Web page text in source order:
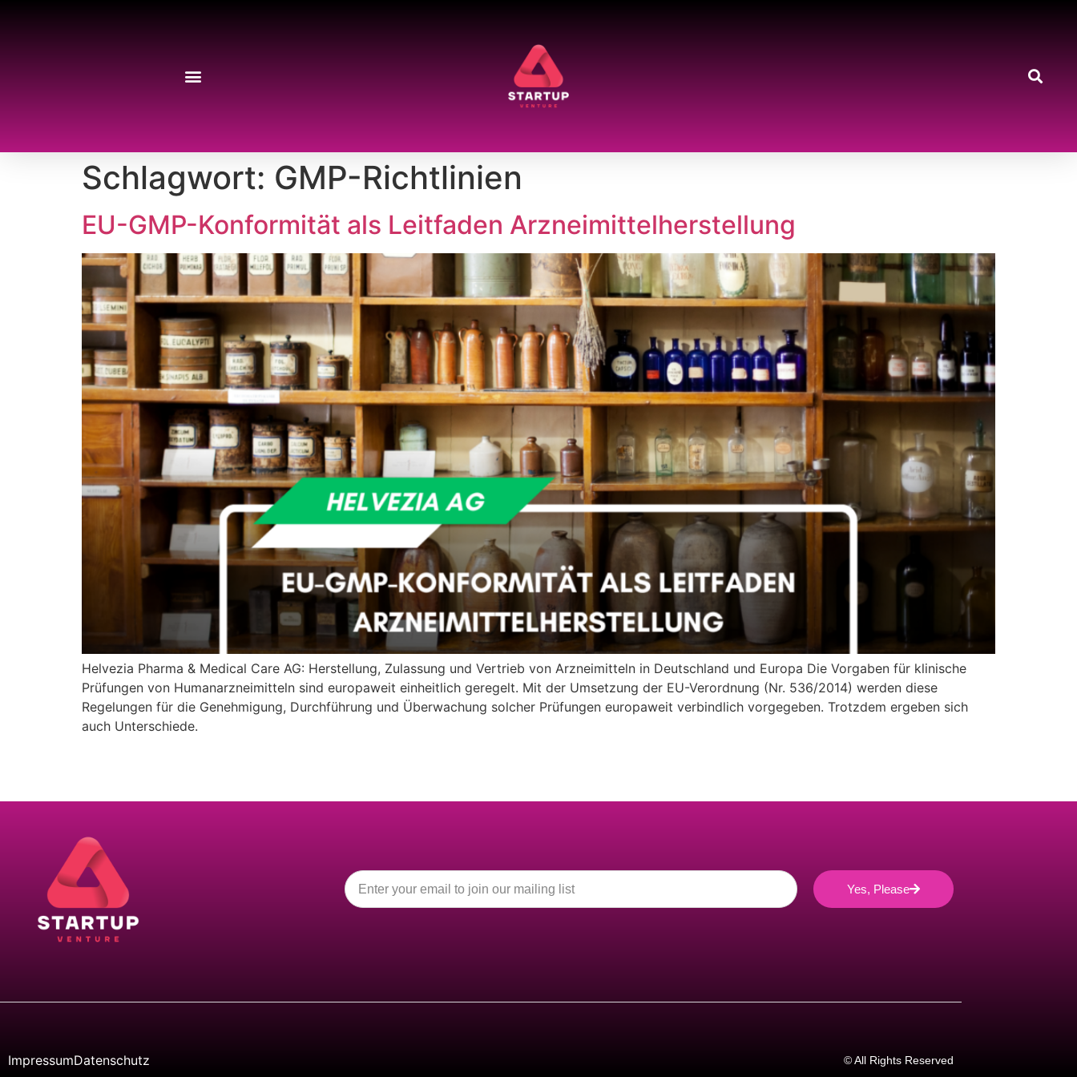
Schlagwort: GMP-Richtlinien
EU-GMP-Konformität als Leitfaden Arzneimittelherstellung
Helvezia Pharma & Medical Care AG: Herstellung, Zulassung und Vertrieb von Arzneimitteln in Deutschland und Europa Die Vorgaben für klinische
Prüfungen von Humanarzneimitteln sind europaweit einheitlich geregelt. Mit der Umsetzung der EU-Verordnung (Nr. 536/2014) werden diese
Regelungen für die Genehmigung, Durchführung und Überwachung solcher Prüfungen europaweit verbindlich vorgegeben. Trotzdem ergeben sich
auch Unterschiede.
Yes, Please
ImpressumDatenschutz © All Rights Reserved